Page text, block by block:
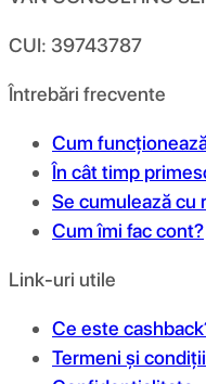
CUI: 39743787
Întrebări frecvente
Cum
În cât timp
Se cumulează cu
Cum îmi fac cont?
Link-uri utile
Ce este
Termeni și condiții